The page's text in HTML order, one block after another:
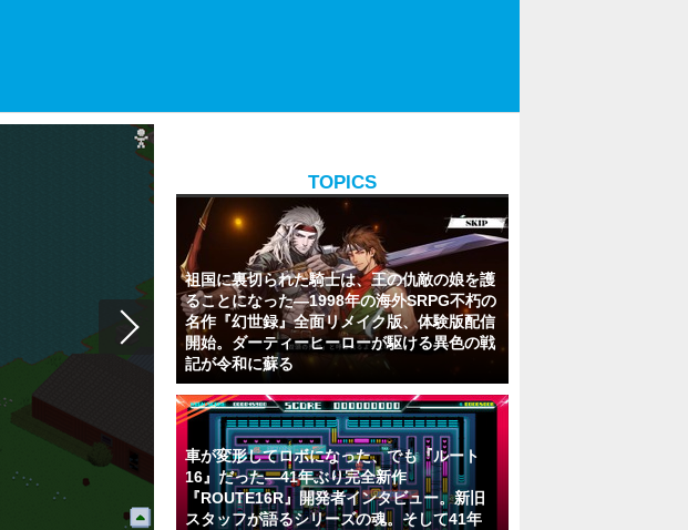
TOPICS
祖国に裏切られた騎士は、王の仇敵の娘を護
ることになった―1998年の海外SRPG不朽の
名作『幻世録』全面リメイク版、体験版配信
開始。ダーティーヒーローが駆ける異色の戦
記が令和に蘇る
車が変形してロボになった、でも『ルート
16』だった―41年ぶり完全新作
『ROUTE16R』開発者インタビュー。新旧
スタッフが語るシリーズの魂。そして41年